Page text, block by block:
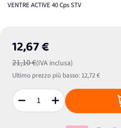
VENTRE ACTIVE 40 Cps STV
12,67 €
21,10 €(IVA inclusa)
Ultimo prezzo più basso: 12,72 €
Quantità